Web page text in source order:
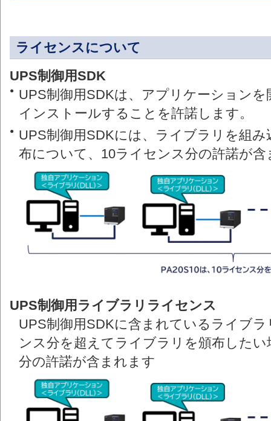
・電源環境が悪いので常時インバータ方式の
UPSを導入するとともに、電源状況やUPSの
稼働状況を独自フォーマットのログで記録したい
(通常時の監視、問題発生時の原因解析)
・問題が発生した場合はネットワーク経由で監視
センターにアラートを上げたい
OFF/ON制御はできるが、本当に電源の
OFF/ONができていたのかログに残せない
ライセンスについて
UPS制御用SDK
●
UPS制御用SDKは、アプリケーション
インストールすることを許諾します。
●
UPS制御用SDKには、ライブラリを組
布について、10ライセンス分の許諾が
UPS制御用ライブラリライセンス
UPS制御用SDKに含まれているライブ
ンス分を超えてライブラリを頒布した
分の許諾が含まれます